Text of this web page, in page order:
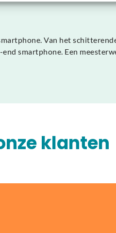
Van het
smartphone. Een
klanten